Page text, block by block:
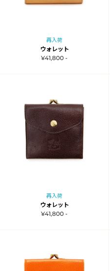
再入荷
ウォレット
¥41,800 -
再入荷
ウォレット
¥41,800 -